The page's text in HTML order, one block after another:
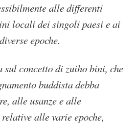
alle differenti
locali dei singoli paesi e ai
epoche.
sul concetto di zuiho bini, che
buddista debba
alle usanze e alle
alle varie epoche,